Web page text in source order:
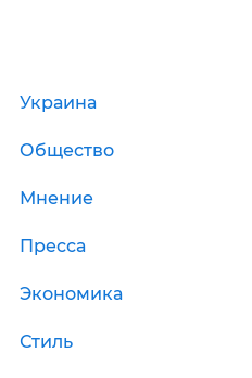
Украина
Общество
Мнение
Пресса
Экономика
Стиль